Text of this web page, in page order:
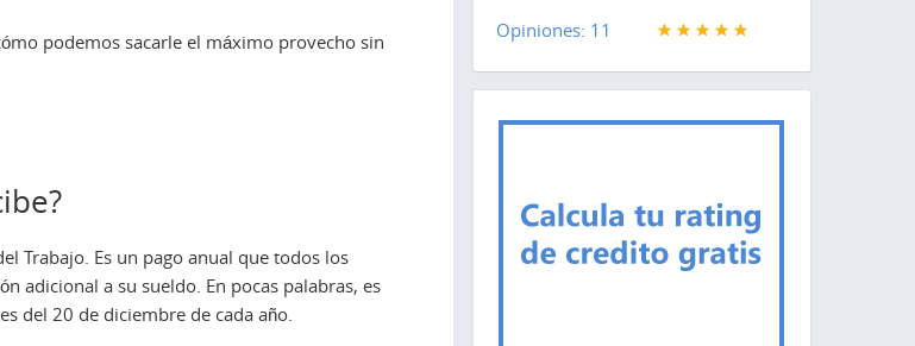
podemos sacarle el máximo provecho sin
Trabajo. Es un pago anual que todos los
adicional a su sueldo. En pocas palabras, es
del 20 de diciembre de cada año.
Opiniones: 11